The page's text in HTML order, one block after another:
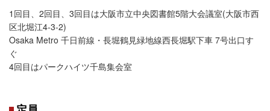
1回目、2回目、3回目は大阪市立中央図書館5階大会議室(大阪市西
区北堀江4-3-2)
Osaka Metro 千日前線・長堀鶴見緑地線西長堀駅下車 7号出口す
ぐ
4回目はパークハイツ千島集会室